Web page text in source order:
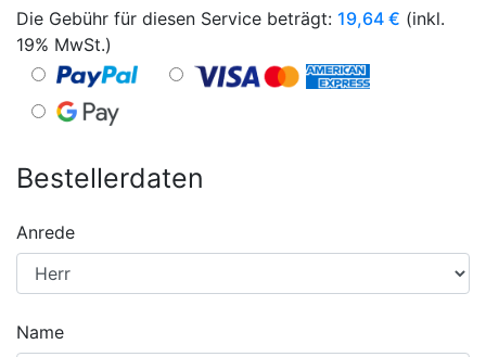
Die Gebühr für diesen Service beträgt: 19,64 € (inkl.
19% MwSt.)
Bestellerdaten
Anrede
Name